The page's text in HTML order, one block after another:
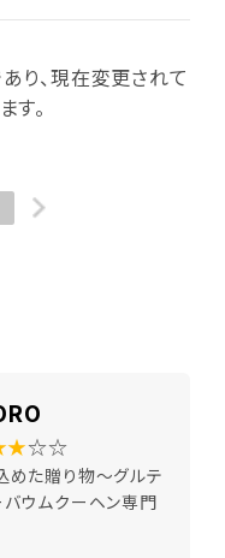
り、現在変更されて
す。
☆☆
めた贈り物～グルテ
バウムクーヘン専門